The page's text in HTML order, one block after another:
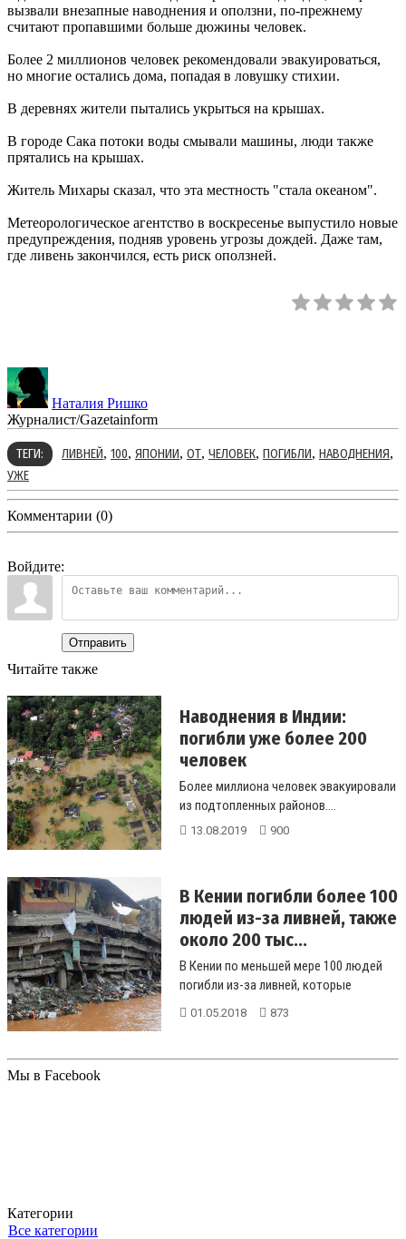
вызвали внезапные наводнения и оползни, по-прежнему
считают пропавшими больше дюжины человек.
Более 2 миллионов человек рекомендовали эвакуироваться,
но многие остались дома, попадая в ловушку стихии.
В деревнях жители пытались укрыться на крышах.
В городе Сака потоки воды смывали машины, люди также
прятались на крышах.
Житель Михары сказал, что эта местность "стала океаном".
Метеорологическое агентство в воскресенье выпустило новые
предупреждения, подняв уровень угрозы дождей. Даже там,
где ливень закончился, есть риск оползней.
Наталия Ришко
Журналист/Gazetainform
ТЕГИ: ЛИВНЕЙ, 100, ЯПОНИИ, ОТ, ЧЕЛОВЕК, ПОГИБЛИ, НАВОДНЕНИЯ,
УЖЕ
Комментарии (0)
Войдите:
Отправить
Читайте также
Наводнения в Индии:
погибли уже более 200
человек
Более миллиона человек эвакуировали
из подтопленных районов....
13.08.2019 900
В Кении погибли более 100
людей из-за ливней, также
около 200 тыс...
В Кении по меньшей мере 100 людей
погибли из-за ливней, которые
продолжались весь апрель....
01.05.2018 873
Мы в Facebook
Категории
Все категории